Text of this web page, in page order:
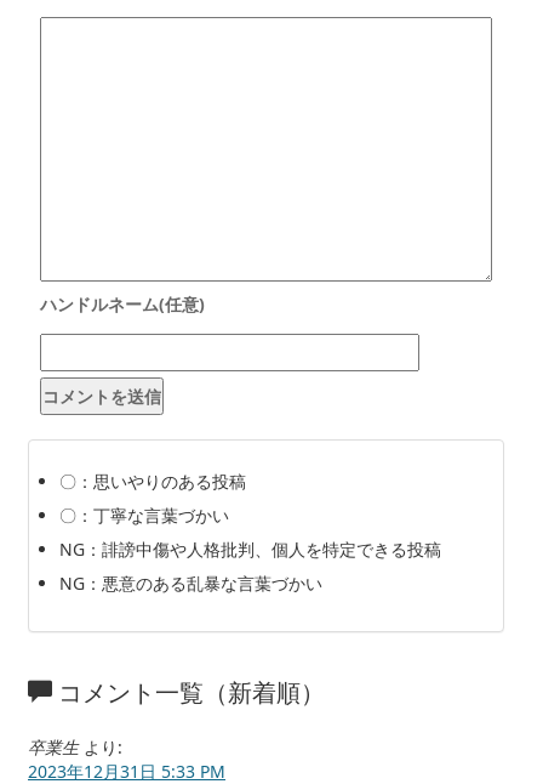
〇：思いやりのある投稿
〇：丁寧な言葉づかい
NG：誹謗中傷や人格批判、個人を特定できる投稿
NG：悪意のある乱暴な言葉づかい
コメント一覧（新着順）
卒業生 より:
2023年12月31日 5:33 PM